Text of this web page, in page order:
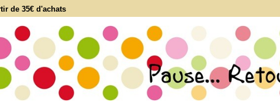
de 35€ d'achats